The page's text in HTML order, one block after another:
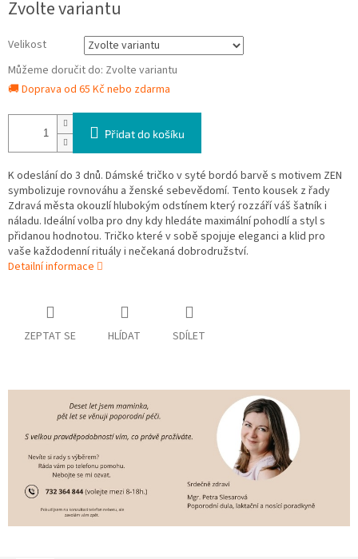
cena:
Zvolte variantu
Velikost
Můžeme doručit do: Zvolte variantu
🚚 Doprava od 65 Kč nebo zdarma
Přidat do košíku
K odeslání do 3 dnů. Dámské tričko v syté bordó barvě s motivem ZEN
symbolizuje rovnováhu a ženské sebevědomí. Tento kousek z řady
Zdravá města okouzlí hlubokým odstínem který rozzáří váš šatník i
náladu. Ideální volba pro dny kdy hledáte maximální pohodlí a styl s
přidanou hodnotou. Tričko které v sobě spojuje eleganci a klid pro
vaše každodenní rituály i nečekaná dobrodružství.
Detailní informace
ZEPTAT SE HLÍDAT SDÍLET